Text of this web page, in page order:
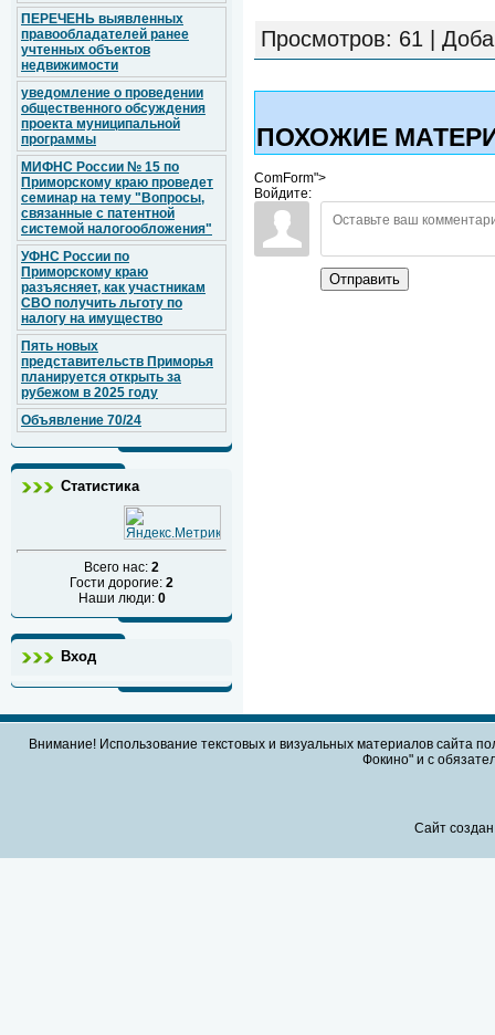
ПЕРЕЧЕНЬ выявленных
правообладателей ранее
учтенных объектов
недвижимости
уведомление о проведении
общественного обсуждения
проекта муниципальной
программы
МИФНС России № 15 по
Приморскому краю проведет
семинар на тему "Вопросы,
связанные с патентной
системой налогообложения"
УФНС России по
Приморскому краю
разъясняет, как участникам
СВО получить льготу по
налогу на имущество
Пять новых
представительств Приморья
планируется открыть за
рубежом в 2025 году
Объявление 70/24
Статистика
Всего нас: 2
Гости дорогие: 2
Наши люди: 0
Вход
Просмотров: 61 |
ПОХОЖИЕ
ComForm">
Войдите:
Отправить
Внимание! Использование текстовых и визуальных материалов сайта
Фокино" и с
Сайт